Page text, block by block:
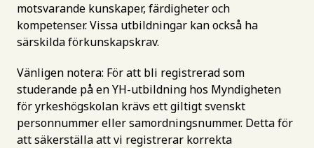
motsvarande kunskaper, färdigheter och
kompetenser. Vissa utbildningar kan också ha
särskilda förkunskapskrav.
Vänligen notera: För att bli registrerad som
studerande på en YH-utbildning hos Myndigheten
för yrkeshögskolan krävs ett giltigt svenskt
personnummer eller samordningsnummer. Detta för
att säkerställa att vi registrerar korrekta